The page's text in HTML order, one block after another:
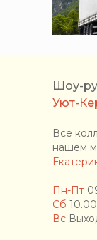
Шоу-
Уют-
Все
нашем
Пн-Пт
Сб
Вс